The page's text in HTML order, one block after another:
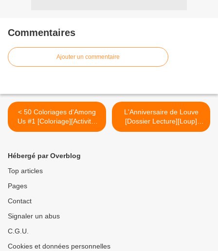
Commentaires
Ajouter un commentaire
< 50 Coloriages d'Among
Us #1 [Coloriage][Activité]
[Élémentaire]
L'Anniversaire de Louve
[Dossier Lecture][Loup]
[Maternelle][CP] >
Hébergé par Overblog
Top articles
Pages
Contact
Signaler un abus
C.G.U.
Cookies et données personnelles